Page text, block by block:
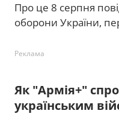
Про це 8 серпня
оборони України,
Реклама
​Як "Армія+"
українським